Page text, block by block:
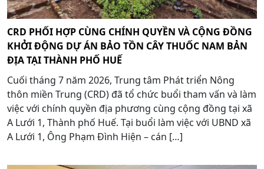
CRD PHỐI HỢP CÙNG CHÍNH QUYỀN VÀ CỘNG ĐỒNG
KHỞI ĐỘNG DỰ ÁN BẢO TỒN CÂY THUỐC NAM BẢN
ĐỊA TẠI THÀNH PHỐ HUẾ
Cuối tháng 7 năm 2026, Trung tâm Phát triển Nông
thôn miền Trung (CRD) đã tổ chức buổi tham vấn và làm
việc với chính quyền địa phương cùng cộng đồng tại xã
A Lưới 1, Thành phố Huế. Tại buổi làm việc với UBND xã
A Lưới 1, Ông Phạm Đình Hiện – cán […]